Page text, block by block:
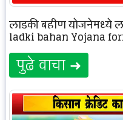
लाडकी बहीण योजनेमध्ये
ladki bahan Yojana
पुढे वाचा ➜